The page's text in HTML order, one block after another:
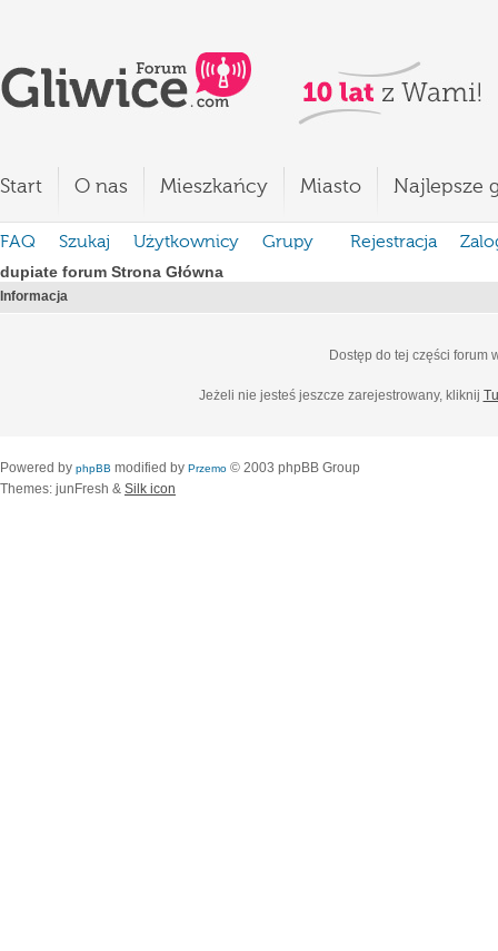
Start O nas Mieszkańcy Miasto Najlepsze
FAQ Szukaj Użytkownicy Grupy Rejestracja
dupiate forum Strona Główna
Informacja
Dostęp do tej części forum
Jeżeli nie jesteś jeszcze zarejestrowany, kliknij
Powered by phpBB modified by Przemo © 2003 phpBB Group
Themes: junFresh & Silk icon